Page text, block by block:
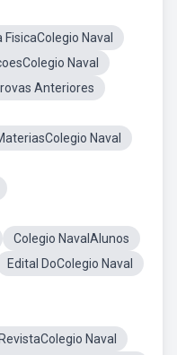
FisicaColegio Naval
Naval
Anteriores
Naval
Colegio NavalAlunos
Edital DoColegio Naval
RevistaColegio Naval